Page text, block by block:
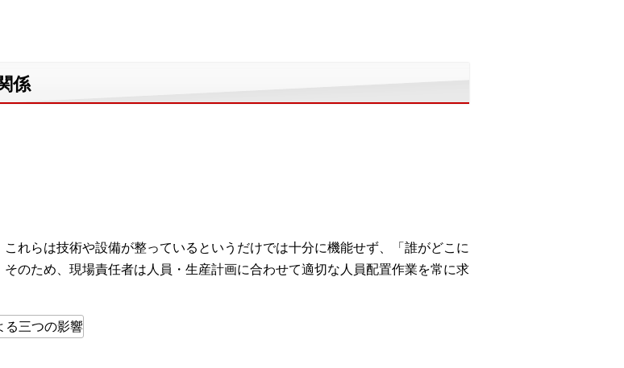
係
れらは技術や設備が整っているというだけでは十分に機能せず、「誰がどこに
のため、現場責任者は人員・生産計画に合わせて適切な人員配置作業を常に求